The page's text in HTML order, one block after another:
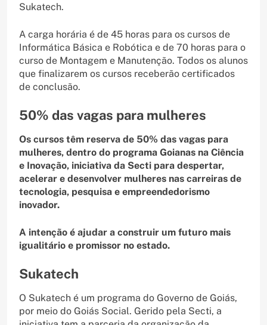
Sukatech.
A carga horária é de 45 horas para os cursos de
Informática Básica e Robótica e de 70 horas para o
curso de Montagem e Manutenção. Todos os alunos
que finalizarem os cursos receberão certificados
de conclusão.
50% das vagas para mulheres
Os cursos têm reserva de 50% das vagas para
mulheres, dentro do programa Goianas na Ciência
e Inovação, iniciativa da Secti para despertar,
acelerar e desenvolver mulheres nas carreiras de
tecnologia, pesquisa e empreendedorismo
inovador.
A intenção é ajudar a construir um futuro mais
igualitário e promissor no estado.
Sukatech
O Sukatech é um programa do Governo de Goiás,
por meio do Goiás Social. Gerido pela Secti, a